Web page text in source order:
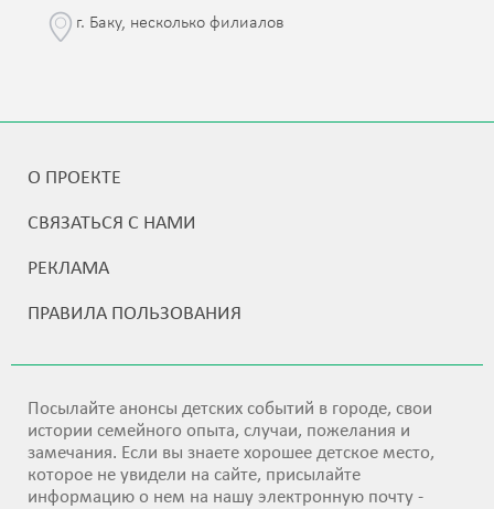
г. Баку, несколько филиалов
О ПРОЕКТЕ
СВЯЗАТЬСЯ С НАМИ
РЕКЛАМА
ПРАВИЛА ПОЛЬЗОВАНИЯ
Посылайте анонсы детских событий в городе, свои
истории семейного опыта, случаи, пожелания и
замечания. Если вы знаете хорошее детское место,
которое не увидели на сайте, присылайте
информацию о нем на нашу электронную почту -